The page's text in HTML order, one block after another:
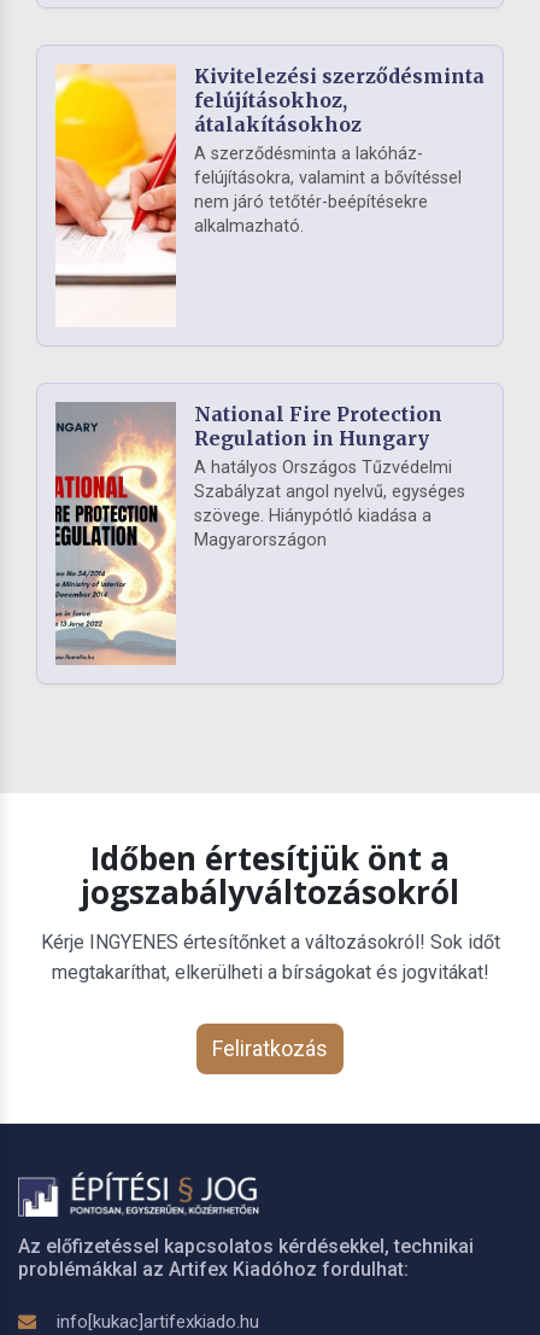
Kivitelezési szerződésminta
felújításokhoz,
átalakításokhoz
A szerződésminta a lakóház-
felújításokra, valamint a bővítéssel
nem járó tetőtér-beépítésekre
alkalmazható.
National Fire Protection
Regulation in Hungary
A hatályos Országos Tűzvédelmi
Szabályzat angol nyelvű, egységes
szövege. Hiánypótló kiadása a
Magyarországon
Időben értesítjük önt a
jogszabályváltozásokról
Kérje INGYENES értesítőnket a változásokról! Sok időt
megtakaríthat, elkerülheti a bírságokat és jogvitákat!
Feliratkozás
Az előfizetéssel kapcsolatos kérdésekkel, technikai
problémákkal az Artifex Kiadóhoz fordulhat:
info[kukac]artifexkiado.hu